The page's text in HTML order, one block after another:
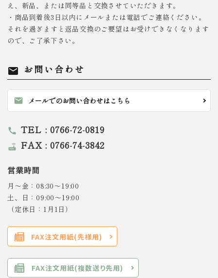
え、新品、または同等品と交換させていただきます。
・商品到着後3日以内にメールまたは電話でご連絡ください。
それを過ぎますと返品交換のご要望はお受けできなくなります
ので、ご了承下さい。
mail お問い合わせ
mail メールでのお問い合わせはこちら
call TEL : 0766-72-0819
router FAX : 0766-74-3842
営業時間
月～金：08:30～19:00
土、日：09:00～19:00
（定休日：1月1日）
FAX注文用紙(先様用)
FAX注文用紙(複数送り先用)